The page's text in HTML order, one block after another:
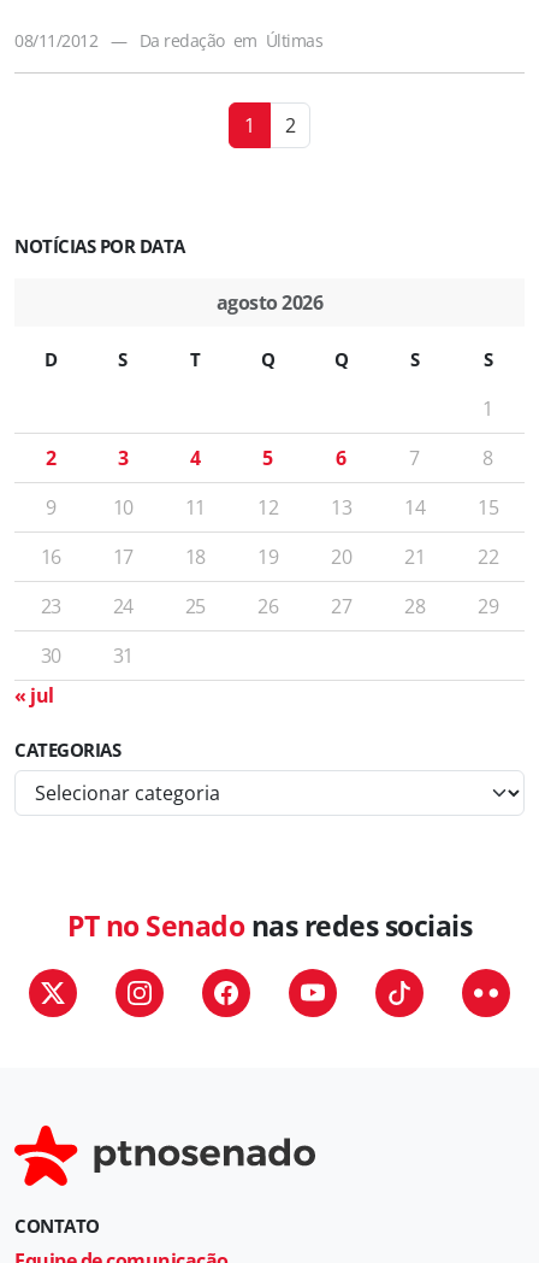
08/11/2012 — Da redação em Últimas
1 2
NOTÍCIAS POR DATA
agosto 2026
D S T Q Q S S
1
2
3 4 5 6 7
8
9
10 11 12 13 14
15
16
17 18 19 20 21
22
23
24 25 26 27 28
29
30
31
« jul
CATEGORIAS
a
PT no Senadonas redes sociais
CONTATO